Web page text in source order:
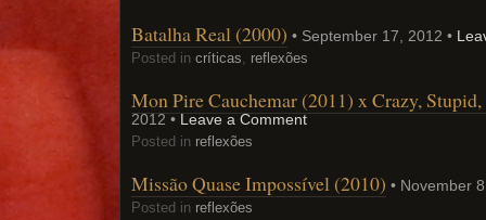
Batalha Real (2000) • September 17, 2012 •
Posted in críticas, reflexões
Mon Pire Cauchemar (2011) x Crazy,
2012 •Leave a Comment
Posted in reflexões
Missão Quase Impossível (2010) • November
Posted in reflexões